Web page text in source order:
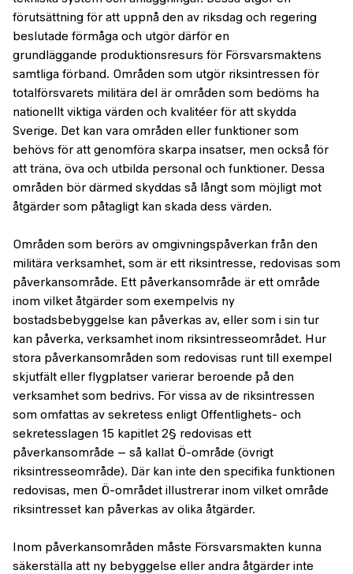
förutsättning för att uppnå den av riksdag och regering
beslutade förmåga och utgör därför en
grundläggande produktionsresurs för Försvarsmaktens
samtliga förband. Områden som utgör riksintressen för
totalförsvarets militära del är områden som bedöms ha
nationellt viktiga värden och kvalitéer för att skydda
Sverige. Det kan vara områden eller funktioner som
behövs för att genomföra skarpa insatser, men också för
att träna, öva och utbilda personal och funktioner. Dessa
områden bör därmed skyddas så långt som möjligt mot
åtgärder som påtagligt kan skada dess värden.
Områden som berörs av omgivningspåverkan från den
militära verksamhet, som är ett riksintresse, redovisas som
påverkansområde. Ett påverkansområde är ett område
inom vilket åtgärder som exempelvis ny
bostadsbebyggelse kan påverkas av, eller som i sin tur
kan påverka, verksamhet inom riksintresseområdet. Hur
stora påverkansområden som redovisas runt till exempel
skjutfält eller flygplatser varierar beroende på den
verksamhet som bedrivs. För vissa av de riksintressen
som omfattas av sekretess enligt Offentlighets- och
sekretesslagen 15 kapitlet 2§ redovisas ett
påverkansområde – så kallat Ö-område (övrigt
riksintresseområde). Där kan inte den specifika funktionen
redovisas, men Ö-området illustrerar inom vilket område
riksintresset kan påverkas av olika åtgärder.
Inom påverkansområden måste Försvarsmakten kunna
säkerställa att ny bebyggelse eller andra åtgärder inte